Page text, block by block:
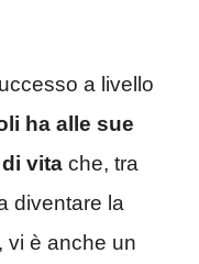
a livello
ha alle sue
vita che, tra
diventare la
vi è anche un